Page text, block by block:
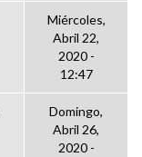
Miércoles,
Abril 22,
2020 -
12:47
Domingo,
Abril 26,
2020 -